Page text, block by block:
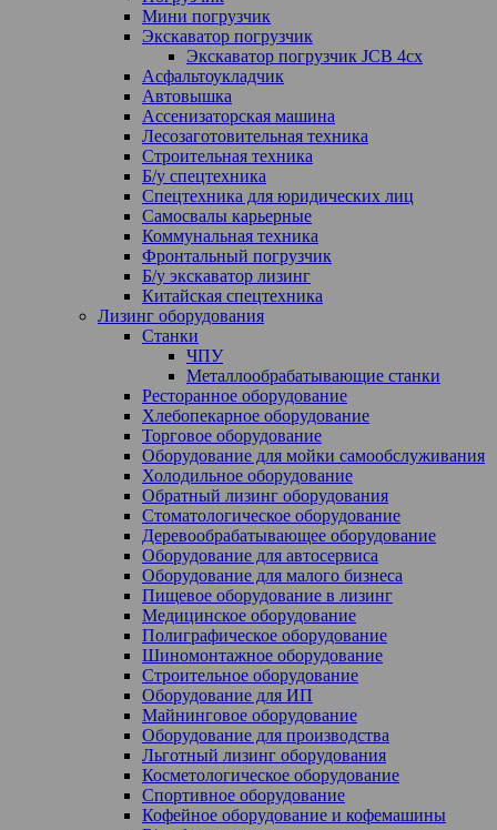
Мини погрузчик
Экскаватор погрузчик
Экскаватор погрузчик JCB 4cx
Асфальтоукладчик
Автовышка
Ассенизаторская машина
Лесозаготовительная техника
Строительная техника
Б/у спецтехника
Спецтехника для юридических лиц
Самосвалы карьерные
Коммунальная техника
Фронтальный погрузчик
Б/у экскаватор лизинг
Китайская спецтехника
Лизинг оборудования
Станки
ЧПУ
Металлообрабатывающие станки
Ресторанное оборудование
Хлебопекарное оборудование
Торговое оборудование
Оборудование для мойки самообслуживания
Холодильное оборудование
Обратный лизинг оборудования
Стоматологическое оборудование
Деревообрабатывающее оборудование
Оборудование для автосервиса
Оборудование для малого бизнеса
Пищевое оборудование в лизинг
Медицинское оборудование
Полиграфическое оборудование
Шиномонтажное оборудование
Строительное оборудование
Оборудование для ИП
Майнинговое оборудование
Оборудование для производства
Льготный лизинг оборудования
Косметологическое оборудование
Спортивное оборудование
Кофейное оборудование и кофемашины